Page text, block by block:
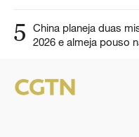
5
China planeja duas
2026 e almeja pouso